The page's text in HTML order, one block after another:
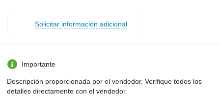
Solicitar información adicional
Importante
Descripción proporcionada por el vendedor. Verifique todos los
detalles directamente con el vendedor.